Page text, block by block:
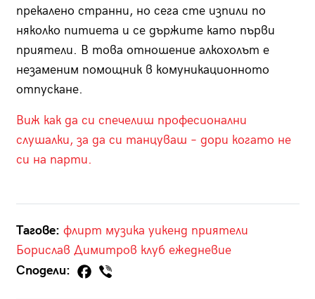
прекалено странни, но сега сте изпили по
няколко питиета и се държите като първи
приятели. В това отношение алкохолът е
незаменим помощник в комуникационното
отпускане.
Виж как да си спечелиш професионални
слушалки, за да си танцуваш – дори когато не
си на парти.
Тагове: флирт музика уикенд приятели
Борислав Димитров клуб ежедневие
Сподели: